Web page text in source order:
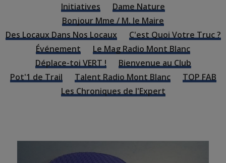
Initiatives
Dame Nature
Bonjour Mme / M. le Maire
Des Locaux Dans Nos Locaux
C'est Quoi Votre Truc ?
Événement
Le Mag Radio Mont Blanc
Déplace-toi VERT !
Bienvenue au Club
Pot'1 de Trail
Talent Radio Mont Blanc
TOP FAB
Les Chroniques de l'Expert